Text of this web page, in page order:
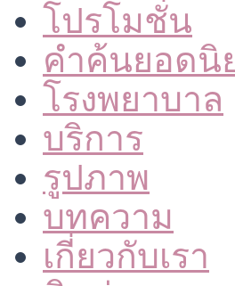
โปรโมชั่น
คำค้นยอดนิ
โรงพยาบาล
บริการ
รูปภาพ
บทความ
เกี่ยวกับเรา